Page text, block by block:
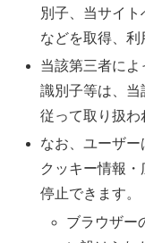
別子、当サイ
などを取得、利
当該第三者に
識別子等は、当
従って取り扱わ
なお、ユーザ
クッキー情報
停止できます。
ブラウザー